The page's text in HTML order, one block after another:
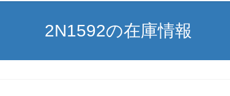
2N1592の在庫情報